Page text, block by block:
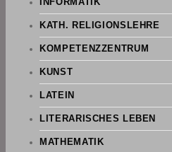
INFORMATIK
KATH. RELIGIONSLEHRE
KOMPETENZZENTRUM
KUNST
LATEIN
LITERARISCHES LEBEN
MATHEMATIK